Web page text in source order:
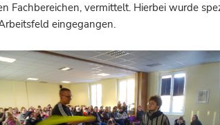
Fachbereichen, vermittelt. Hierbei wurde
eingegangen.